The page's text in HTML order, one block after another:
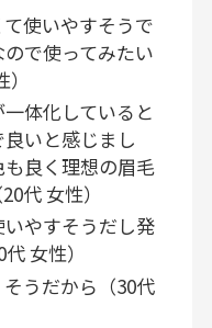
使いやすそうで
で使ってみたい
体化していると
いと感じまし
良く理想の眉毛
代 女性）
やすそうだし発
女性）
うだから（30代